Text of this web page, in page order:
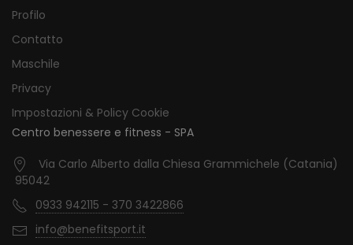
Profilo
Contatto
Maschile
Privacy
Impostazioni & Policy Cookie
Centro benessere e fitness - SPA
Via Carlo Alberto dalla Chiesa Grammichele (Catania)
95042
0933 942115 - 370 3422866
info@benefitsport.it